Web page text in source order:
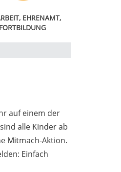
EHRENAMT,
FORTBILDUNG
auf einem der
alle Kinder ab
Mitmach-Aktion.
Einfach